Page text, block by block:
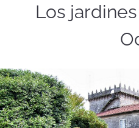
Los